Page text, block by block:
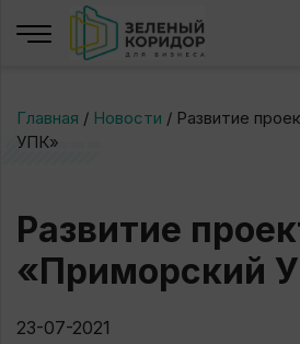
Главная / Новости / Развитие
УПК»
Развитие
«Приморский
23-07-2021